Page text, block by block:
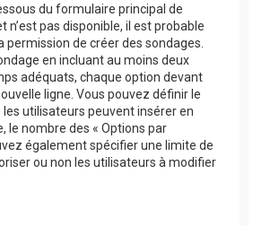
du formulaire principal de
n’est pas disponible, il est probable
permission de créer des sondages.
en incluant au moins deux
adéquats, chaque option devant
ligne. Vous pouvez définir le
les utilisateurs peuvent insérer en
le nombre des « Options par
également spécifier une limite de
ou non les utilisateurs à modifier